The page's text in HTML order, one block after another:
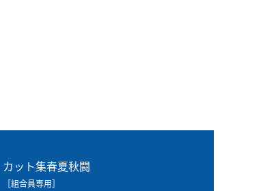
カット集春夏秋闘
［組合員専用］